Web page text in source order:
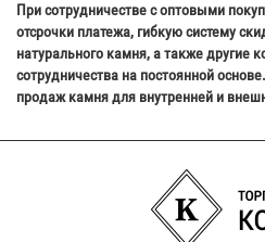
При сотрудничестве с оптовыми
отсрочки платежа, гибкую систему
натурального камня, а также другие
сотрудничества на постоянной
продаж камня для внутренней и